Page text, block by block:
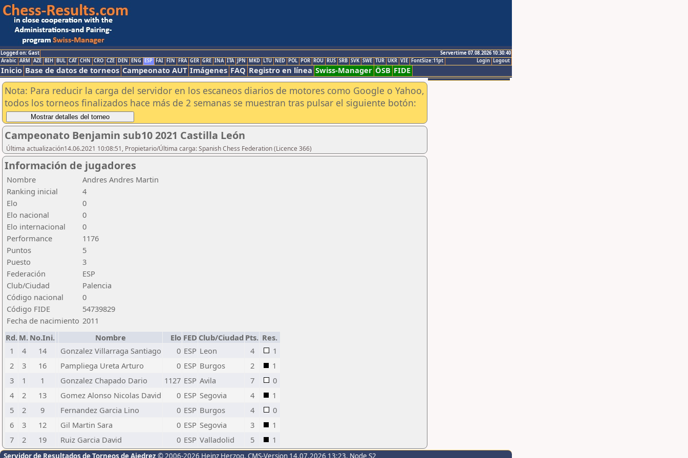
Logged on: Gast
Servertime 07.08.2026 10:30:40
Logout
Login
Arabic ARM AZE BIH BUL CAT CHN CRO CZE DEN ENG ESP FAI FIN FRA GER GRE INA ITA JPN MKD LTU NED POL POR ROU RUS SRB SVK SWE TUR UKR VIE FontSize:11pt
Inicio Base de datos de torneos Campeonato AUT Imágenes FAQ Registro en línea Swiss-Manager ÖSB FIDE
Nota: Para reducir la carga del servidor en los escaneos diarios de motores como Google o Yahoo,
todos los torneos finalizados hace más de 2 semanas se muestran tras pulsar el siguiente botón:
Campeonato Benjamin sub10 2021 Castilla León
Última actualización14.06.2021 10:08:51, Propietario/Última carga: Spanish Chess Federation (Licence 366)
Información de jugadores
Nombre
Andres Andres Martin
Ranking inicial
4
Elo
0
Elo nacional
0
Elo internacional
0
Performance
1176
Puntos
5
Puesto
3
Federación
ESP
Club/Ciudad
Palencia
Código nacional
0
Código FIDE
54739829
Fecha de nacimiento 2011
Rd. M. No.Ini. Nombre Elo FED Club/Ciudad Pts. Res.
1
4 14 Gonzalez Villarraga Santiago 0 ESP Leon 4
1
2
3 16 Pampliega Ureta Arturo 0 ESP Burgos 2
1
3
1 1 Gonzalez Chapado Dario 1127 ESP Avila 7
0
4
2 13 Gomez Alonso Nicolas David 0 ESP Segovia 4
1
5
2 9 Fernandez Garcia Lino 0 ESP Burgos 4
0
6
3 12 Gil Martin Sara 0 ESP Segovia 3
1
7
2 19 Ruiz Garcia David 0 ESP Valladolid 5 1
Servidor de Resultados de Torneos de Ajedrez © 2006-2026 Heinz Herzog, CMS-Version 14.07.2026 13:23, Node S2